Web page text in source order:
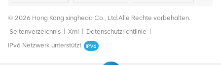
© 2026 Hong Kong xingheda Co., Ltd.Alle Rechte vorbehalten.
Seitenverzeichnis
Xml Datenschutzrichtlinie
IPv6 Netzwerk unterstützt